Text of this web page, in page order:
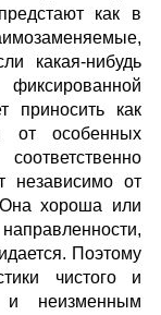
как в
какая-нибудь
приносить как
от особенных
независимо от
хороша или
Поэтому
чистого и
и неизменным